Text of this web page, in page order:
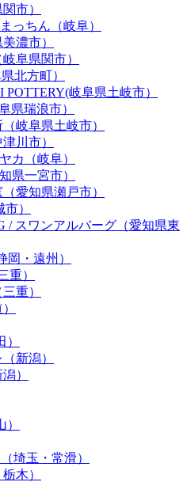
市）
っちん（岐阜）
濃市）
阜県関市）
北方町）
岐阜県土岐市）
県瑞浪市）
岐阜県土岐市）
川市）
カ（岐阜）
県一宮市）
愛知県瀬戸市）
）
/ スワンアルバーグ（愛知県東
岡・遠州）
重）
重）
新潟）
）
埼玉・常滑）
木）